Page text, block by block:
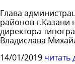
Глава
районов г.Казани
директора
Владислава
14/01/2019 читать